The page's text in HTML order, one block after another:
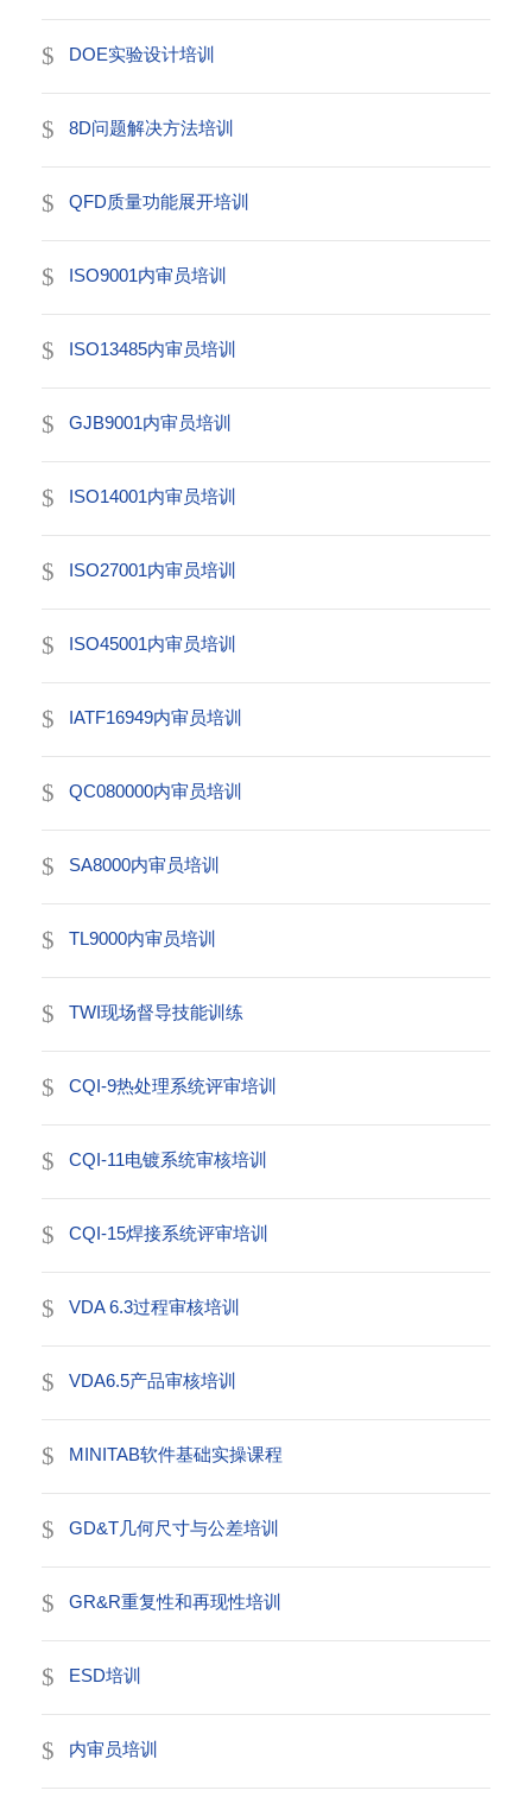
DOE实验设计培训
8D问题解决方法培训
QFD质量功能展开培训
ISO9001内审员培训
ISO13485内审员培训
GJB9001内审员培训
ISO14001内审员培训
ISO27001内审员培训
ISO45001内审员培训
IATF16949内审员培训
QC080000内审员培训
SA8000内审员培训
TL9000内审员培训
TWI现场督导技能训练
CQI-9热处理系统评审培训
CQI-11电镀系统审核培训
CQI-15焊接系统评审培训
VDA 6.3过程审核培训
VDA6.5产品审核培训
MINITAB软件基础实操课程
GD&T几何尺寸与公差培训
GR&R重复性和再现性培训
ESD培训
内审员培训